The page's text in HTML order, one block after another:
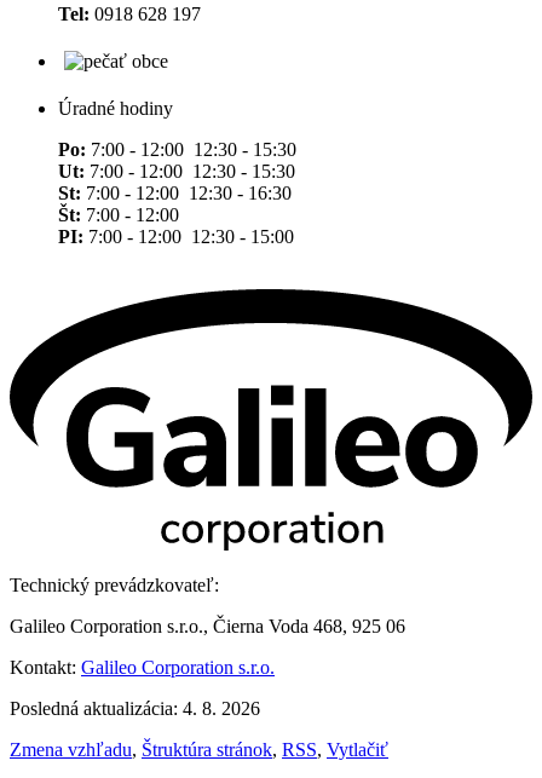
Tel: 0918 628 197
Úradné hodiny
Po: 7:00 - 12:00 12:30 - 15:30
Ut: 7:00 - 12:00 12:30 - 15:30
St: 7:00 - 12:00 12:30 - 16:30
Št: 7:00 - 12:00
PI: 7:00 - 12:00 12:30 - 15:00
Technický prevádzkovateľ:
Galileo Corporation s.r.o., Čierna Voda 468, 925 06
Kontakt: Galileo Corporation s.r.o.
Posledná aktualizácia: 4. 8. 2026
Zmena vzhľadu, Štruktúra stránok, RSS, Vytlačiť